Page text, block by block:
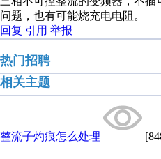
问题，也有可能烧充电电阻。
回复 引用 举报
热门招聘
相关主题
整流子灼痕怎么处理